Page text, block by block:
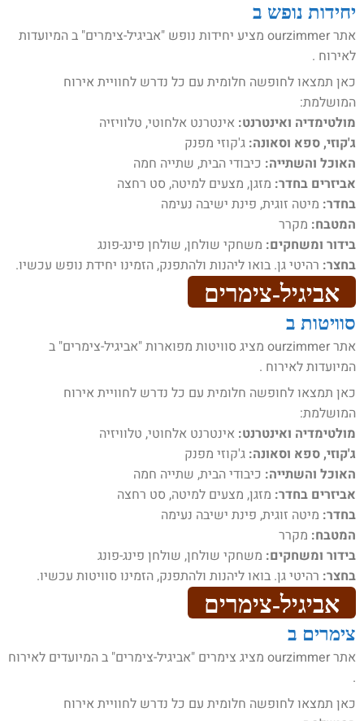
יחידות נופש ב
אתר ourzimmer מציע יחידות נופש "אביגיל-צימרים" ב המיועדות
לאירוח .
כאן תמצאו לחופשה חלומית עם כל נדרש לחוויית אירוח
המושלמת:
מולטימדיה ואינטרנט: אינטרנט אלחוטי, טלוויזיה
ג'קוזי, ספא וסאונה: ג'קוזי מפנק
האוכל והשתייה: כיבודי הבית, שתייה חמה
אביזרים בחדר: מזגן, מצעים למיטה, סט רחצה
בחדר: מיטה זוגית, פינת ישיבה נעימה
המטבח: מקרר
בידור ומשחקים: משחקי שולחן, שולחן פינג-פונג
בחצר: רהיטי גן. בואו ליהנות ולהתפנק, הזמינו יחידת נופש עכשיו.
אביגיל-צימרים
סוויטות ב
אתר ourzimmer מציג סוויטות מפוארות "אביגיל-צימרים" ב
המיועדות לאירוח .
כאן תמצאו לחופשה חלומית עם כל נדרש לחוויית אירוח
המושלמת:
מולטימדיה ואינטרנט: אינטרנט אלחוטי, טלוויזיה
ג'קוזי, ספא וסאונה: ג'קוזי מפנק
האוכל והשתייה: כיבודי הבית, שתייה חמה
אביזרים בחדר: מזגן, מצעים למיטה, סט רחצה
בחדר: מיטה זוגית, פינת ישיבה נעימה
המטבח: מקרר
בידור ומשחקים: משחקי שולחן, שולחן פינג-פונג
בחצר: רהיטי גן. בואו ליהנות ולהתפנק, הזמינו סוויטות עכשיו.
אביגיל-צימרים
צימרים ב
אתר ourzimmer מציג צימרים "אביגיל-צימרים" ב המיועדים לאירוח
.
כאן תמצאו לחופשה חלומית עם כל נדרש לחוויית אירוח